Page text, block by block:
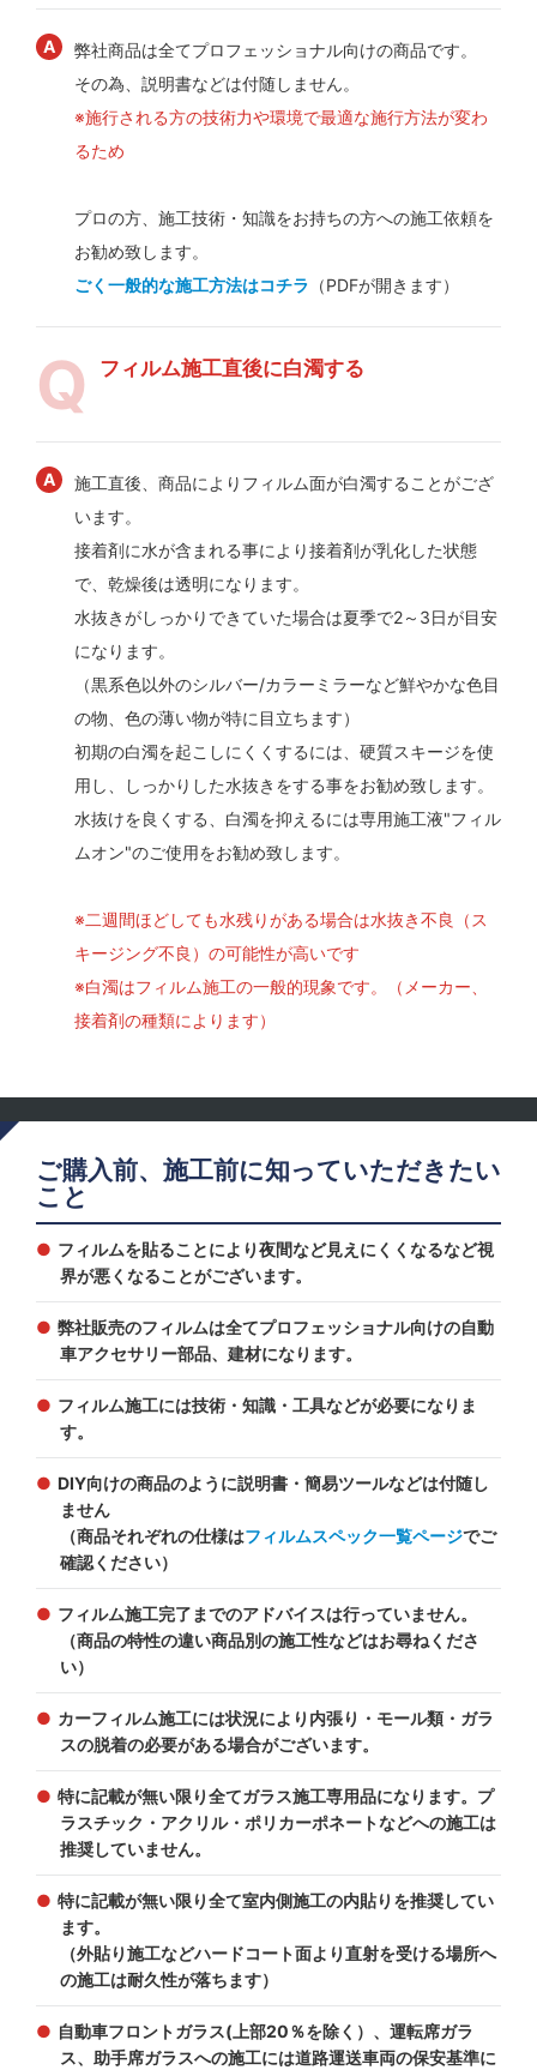
弊社商品は全てプロフェッショナル向けの商品です。
その為、説明書などは付随しません。
※施行される方の技術力や環境で最適な施行方法が変わ
るため
プロの方、施工技術・知識をお持ちの方への施工依頼を
お勧め致します。
ごく一般的な施工方法はコチラ （PDFが開きます）
フィルム施工直後に白濁する
施工直後、商品によりフィルム面が白濁することがござ
います。
接着剤に水が含まれる事により接着剤が乳化した状態
で、乾燥後は透明になります。
水抜きがしっかりできていた場合は夏季で2～3日が目安
になります。
（黒系色以外のシルバー/カラーミラーなど鮮やかな色目
の物、色の薄い物が特に目立ちます）
初期の白濁を起こしにくくするには、硬質スキージを使
用し、しっかりした水抜きをする事をお勧め致します。
水抜けを良くする、白濁を抑えるには専用施工液"フィル
ムオン"のご使用をお勧め致します。
※二週間ほどしても水残りがある場合は水抜き不良（ス
キージング不良）の可能性が高いです
※白濁はフィルム施工の一般的現象です。（メーカー、
接着剤の種類によります）
ご購入前、施工前に知っていただきたい
こと
フィルムを貼ることにより夜間など見えにくくなるなど視
界が悪くなることがございます。
弊社販売のフィルムは全てプロフェッショナル向けの自動
車アクセサリー部品、建材になります。
フィルム施工には技術・知識・工具などが必要になりま
す。
DIY向けの商品のように説明書・簡易ツールなどは付随し
ません
（商品それぞれの仕様はフィルムスペック一覧ページでご
確認ください）
フィルム施工完了までのアドバイスは行っていません。
（商品の特性の違い商品別の施工性などはお尋ねくださ
い）
カーフィルム施工には状況により内張り・モール類・ガラ
スの脱着の必要がある場合がございます。
特に記載が無い限り全てガラス施工専用品になります。プ
ラスチック・アクリル・ポリカーポネートなどへの施工は
推奨していません。
特に記載が無い限り全て室内側施工の内貼りを推奨してい
ます。
（外貼り施工などハードコート面より直射を受ける場所へ
の施工は耐久性が落ちます）
自動車フロントガラス(上部20％を除く）、運転席ガラ
ス、助手席ガラスへの施工には道路運送車両の保安基準に